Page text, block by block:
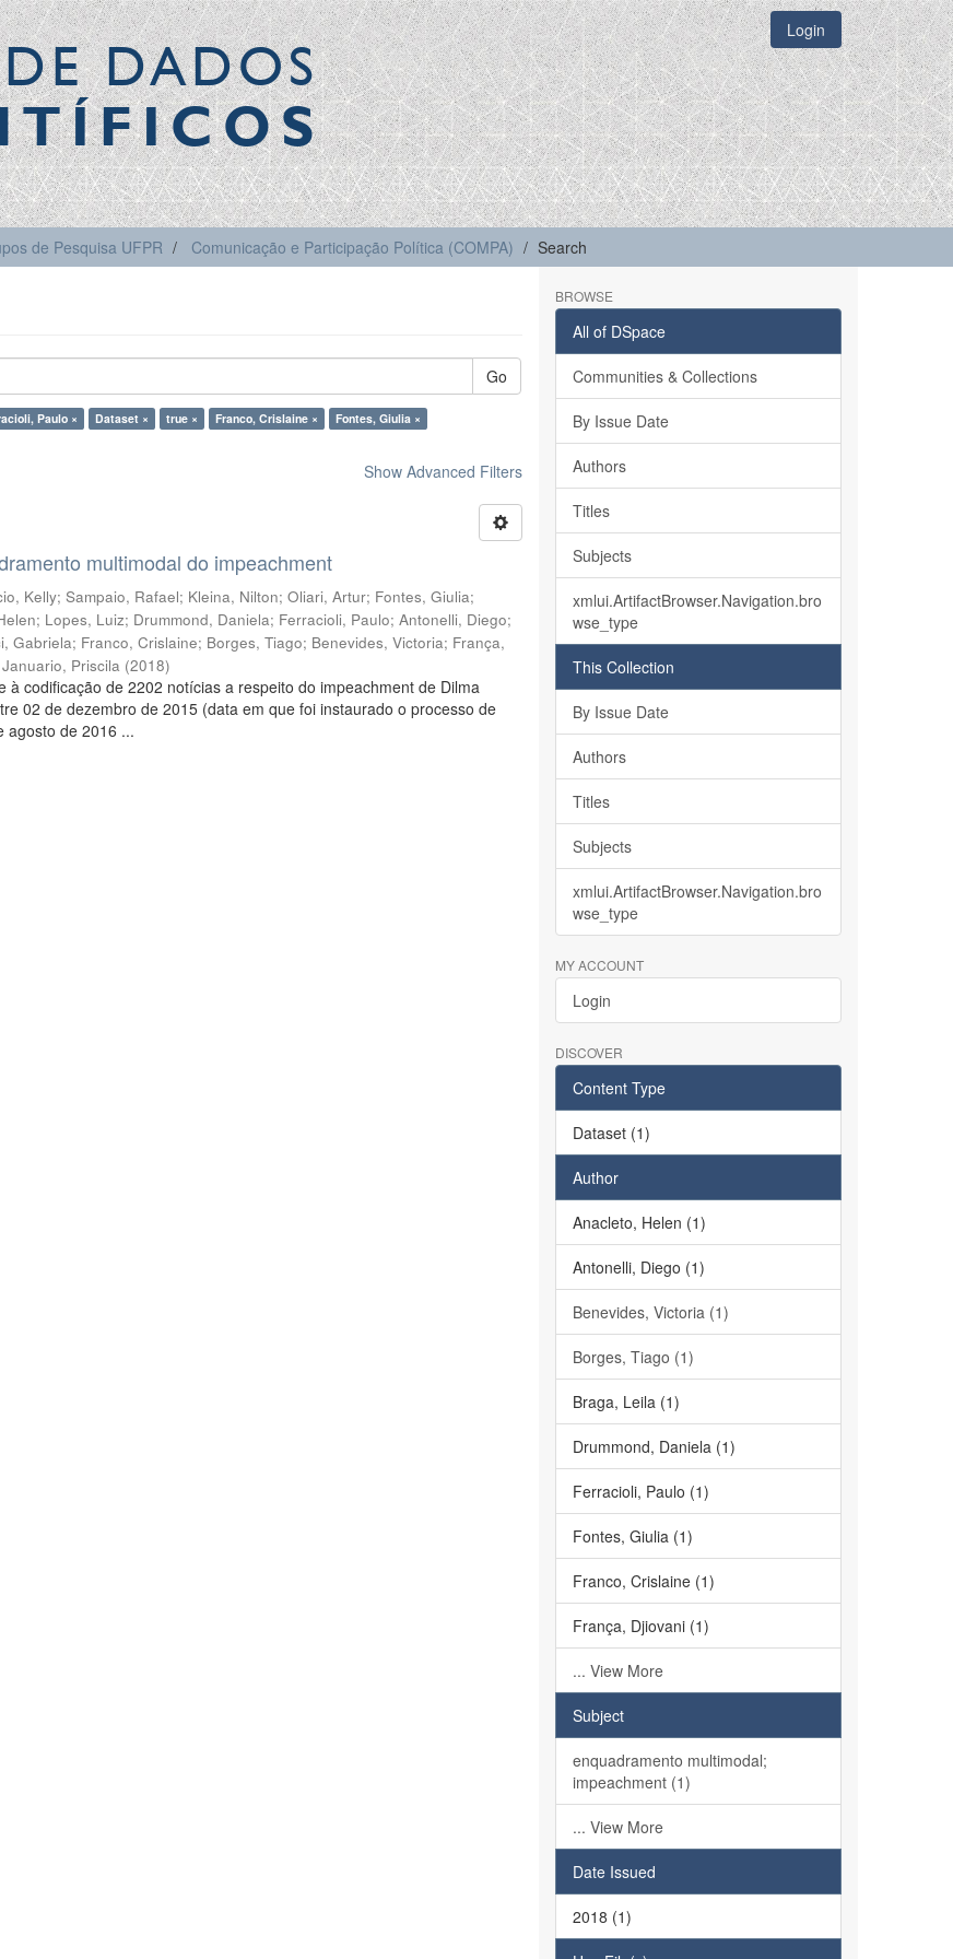
DADOS Login
de Pesquisa UFPR Comunicação e Participação Política (COMPA) Search
Go
Paulo × Dataset × true × Franco, Crislaine ×
Fontes, Giulia ×
Show Advanced Filters
multimodal do impeachment
Kelly;Sampaio, Rafael; Kleina, Nilton;Oliari, Artur; Fontes, Giulia;
; Lopes, Luiz; Drummond, Daniela; Ferracioli, Paulo;Antonelli, Diego;
Gabriela; Franco, Crislaine; Borges, Tiago; Benevides, Victoria; França,
Januario, Priscila (2018)
à codificação de 2202 notícias a respeito do impeachment de Dilma
02 de dezembro de 2015 (data em que foi instaurado o processo de
agosto de 2016 ...
BROWSE
All of DSpace
Communities & Collections
By Issue Date
Authors
Titles
Subjects
xmlui.ArtifactBrowser.Navigation.bro
wse_type
This Collection
By Issue Date
Authors
Titles
Subjects
xmlui.ArtifactBrowser.Navigation.bro
wse_type
MY ACCOUNT
Login
DISCOVER
Content Type
Dataset (1)
Author
Anacleto, Helen (1)
Antonelli, Diego (1)
Benevides, Victoria (1)
Borges, Tiago (1)
Braga, Leila (1)
Drummond, Daniela (1)
Ferracioli, Paulo (1)
Fontes, Giulia (1)
Franco, Crislaine (1)
França, Djiovani (1)
... View More
Subject
enquadramento multimodal;
impeachment (1)
... View More
Date Issued
2018 (1)